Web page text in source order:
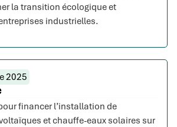
la transition écologique et
industrielles.
2025
financer l’installation de
et chauffe-eaux solaires sur